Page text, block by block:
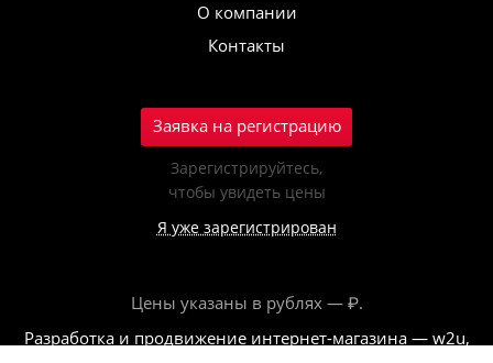
О компании
Контакты
Заявка на регистрацию
Зарегистрируйтесь,
чтобы увидеть цены
Я уже зарегистрирован
Цены указаны в рублях — ₽.
Разработка и продвижение интернет-магазина — w2u,